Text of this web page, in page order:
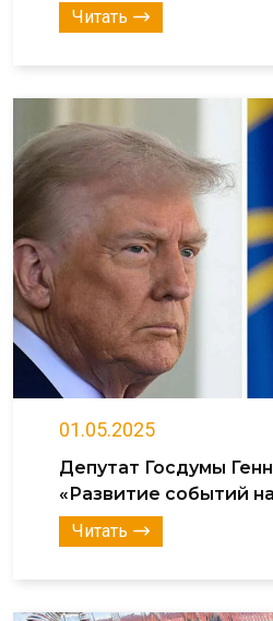
Читать
01.05.2025
Депутат Госдумы
«Развитие событий
Читать